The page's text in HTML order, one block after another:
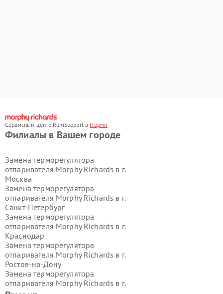
Сервисный центр RemSupport в Перми
Филиалы в Вашем городе
Замена терморегулятора
отпаривателя Morphy Richards в г.
Москва
Замена терморегулятора
отпаривателя Morphy Richards в г.
Санкт-Петербург
Замена терморегулятора
отпаривателя Morphy Richards в г.
Краснодар
Замена терморегулятора
отпаривателя Morphy Richards в г.
Ростов-на-Дону
Замена терморегулятора
отпаривателя Morphy Richards в г.